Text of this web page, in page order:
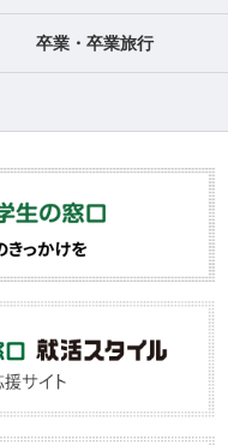
卒業・卒業旅行